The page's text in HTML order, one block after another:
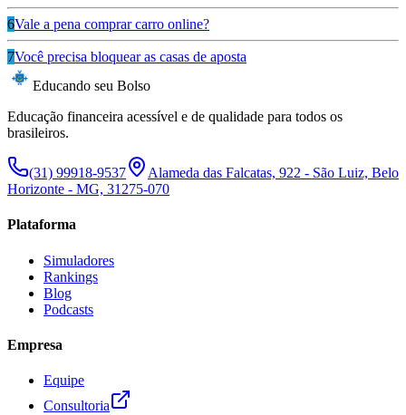
6Vale a pena comprar carro online?
7Você precisa bloquear as casas de aposta
Educando seu Bolso
Educação financeira acessível e de qualidade para todos os
brasileiros.
(31) 99918-9537
Alameda das Falcatas, 922 - São Luiz, Belo
Horizonte - MG, 31275-070
Plataforma
Simuladores
Rankings
Blog
Podcasts
Empresa
Equipe
Consultoria